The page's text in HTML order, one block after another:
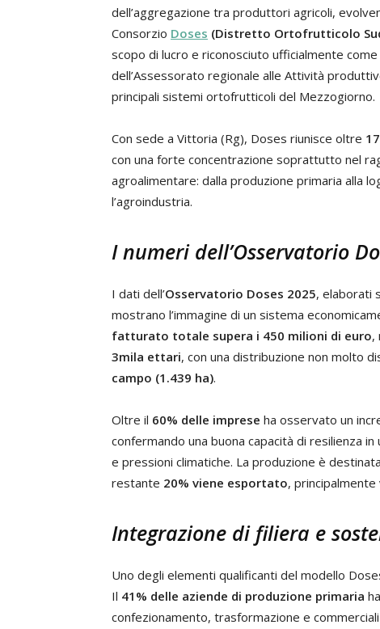
dell’aggregazione tra produttori agricoli,
Consorzio Doses (Distretto Ortofrutticolo
scopo di lucro e riconosciuto ufficialmente
dell’Assessorato regionale alle Attività
principali sistemi ortofrutticoli del Mezzogiorno.
Con sede a Vittoria (Rg), Doses riunisce oltre
con una forte concentrazione soprattutto nel
agroalimentare: dalla produzione primaria alla
l’agroindustria.
I numeri dell’Osservatorio
I dati dell’Osservatorio Doses 2025, elaborati
mostrano l’immagine di un sistema
fatturato totale supera i 450 milioni di euro,
3mila ettari, con una distribuzione non molto
campo (1.439 ha).
Oltre il 60% delle imprese ha osservato un
confermando una buona capacità di resilienza
e pressioni climatiche. La produzione è
restante 20% viene esportato, principalmente
Integrazione di filiera e
Uno degli elementi qualificanti del modello
Il 41% delle aziende di produzione primaria
confezionamento, trasformazione e